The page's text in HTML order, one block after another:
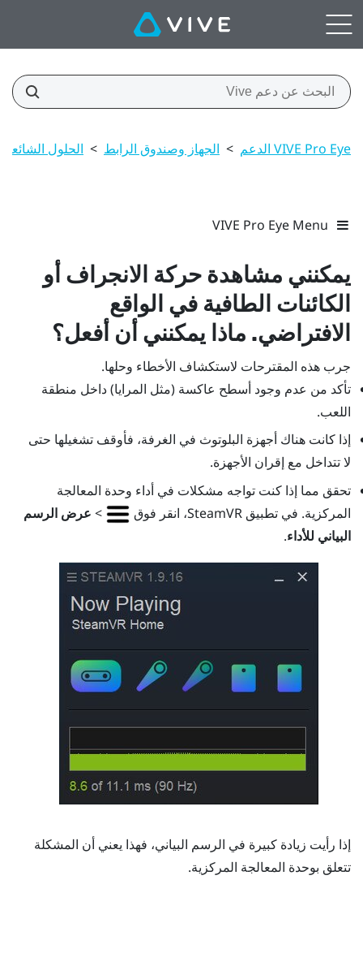
VIVE Pro Eye الدعم > الجهاز وصندوق الرابط > الحلول الشائعة
VIVE Pro Eye Menu
يمكنني مشاهدة حركة الانجراف أو
الكائنات الطافية في الواقع
الافتراضي. ماذا يمكنني أن أفعل؟
جرب هذه المقترحات لاستكشاف الأخطاء وحلها.
تأكد من عدم وجود أسطح عاكسة (مثل المرايا) داخل منطقة
اللعب.
إذا كانت هناك أجهزة البلوتوث في الغرفة، فأوقف تشغيلها حتى
لا تتداخل مع إقران الأجهزة.
تحقق مما إذا كنت تواجه مشكلات في أداء وحدة المعالجة
المركزية. في تطبيق SteamVR، انقر فوق > عرض الرسم
البياني للأداء.
إذا رأيت زيادة كبيرة في الرسم البياني، فهذا يعني أن المشكلة
تتعلق بوحدة المعالجة المركزية.